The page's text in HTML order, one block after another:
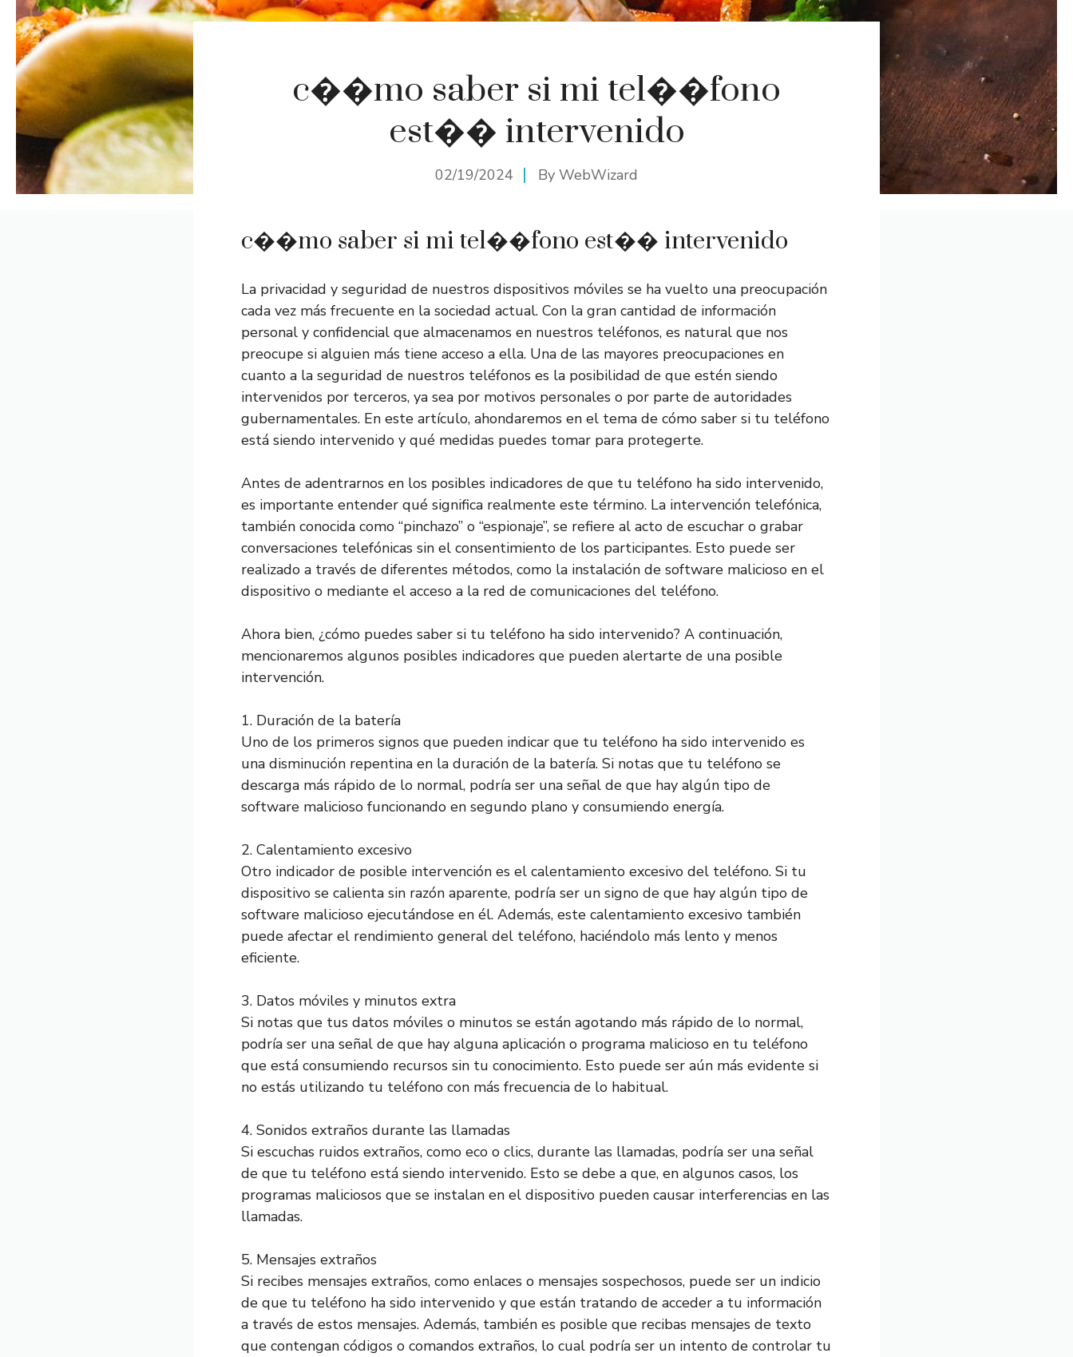
c��mo saber si mi tel��fono
est�� intervenido
02/19/2024 By WebWizard
c��mo saber si mi tel��fono est�� intervenido
La privacidad y seguridad de nuestros dispositivos móviles se ha vuelto una preocupación
cada vez más frecuente en la sociedad actual. Con la gran cantidad de información
personal y confidencial que almacenamos en nuestros teléfonos, es natural que nos
preocupe si alguien más tiene acceso a ella. Una de las mayores preocupaciones en
cuanto a la seguridad de nuestros teléfonos es la posibilidad de que estén siendo
intervenidos por terceros, ya sea por motivos personales o por parte de autoridades
gubernamentales. En este artículo, ahondaremos en el tema de cómo saber si tu teléfono
está siendo intervenido y qué medidas puedes tomar para protegerte.
Antes de adentrarnos en los posibles indicadores de que tu teléfono ha sido intervenido,
es importante entender qué significa realmente este término. La intervención telefónica,
también conocida como “pinchazo” o “espionaje”, se refiere al acto de escuchar o grabar
conversaciones telefónicas sin el consentimiento de los participantes. Esto puede ser
realizado a través de diferentes métodos, como la instalación de software malicioso en el
dispositivo o mediante el acceso a la red de comunicaciones del teléfono.
Ahora bien, ¿cómo puedes saber si tu teléfono ha sido intervenido? A continuación,
mencionaremos algunos posibles indicadores que pueden alertarte de una posible
intervención.
1. Duración de la batería
Uno de los primeros signos que pueden indicar que tu teléfono ha sido intervenido es
una disminución repentina en la duración de la batería. Si notas que tu teléfono se
descarga más rápido de lo normal, podría ser una señal de que hay algún tipo de
software malicioso funcionando en segundo plano y consumiendo energía.
2. Calentamiento excesivo
Otro indicador de posible intervención es el calentamiento excesivo del teléfono. Si tu
dispositivo se calienta sin razón aparente, podría ser un signo de que hay algún tipo de
software malicioso ejecutándose en él. Además, este calentamiento excesivo también
puede afectar el rendimiento general del teléfono, haciéndolo más lento y menos
eficiente.
3. Datos móviles y minutos extra
Si notas que tus datos móviles o minutos se están agotando más rápido de lo normal,
podría ser una señal de que hay alguna aplicación o programa malicioso en tu teléfono
que está consumiendo recursos sin tu conocimiento. Esto puede ser aún más evidente si
no estás utilizando tu teléfono con más frecuencia de lo habitual.
4. Sonidos extraños durante las llamadas
Si escuchas ruidos extraños, como eco o clics, durante las llamadas, podría ser una señal
de que tu teléfono está siendo intervenido. Esto se debe a que, en algunos casos, los
programas maliciosos que se instalan en el dispositivo pueden causar interferencias en las
llamadas.
5. Mensajes extraños
Si recibes mensajes extraños, como enlaces o mensajes sospechosos, puede ser un indicio
de que tu teléfono ha sido intervenido y que están tratando de acceder a tu información
a través de estos mensajes. Además, también es posible que recibas mensajes de texto
que contengan códigos o comandos extraños, lo cual podría ser un intento de controlar tu